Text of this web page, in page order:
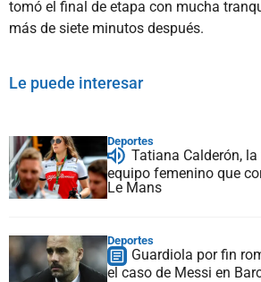
tomó el final de etapa con mucha
más de siete minutos después.
Le puede interesar
Deportes
Tatiana Calderón,
equipo femenino que
Le Mans
Deportes
Guardiola por fin
el caso de Messi en